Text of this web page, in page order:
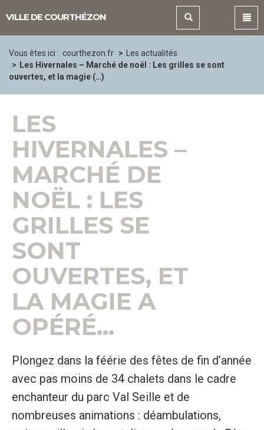
VILLE DE COURTHÉZON
Vous êtes ici : courthezon.fr
Les actualités
Les Hivernales – Marché de noël : Les grilles se sont
ouvertes, et la magie (…)
LES
HIVERNALES –
MARCHÉ DE
NOËL : LES
GRILLES SE
SONT
OUVERTES, ET
LA MAGIE A
OPÉRÉ…
Plongez dans la féérie des fêtes de fin d’année
avec pas moins de 34 chalets dans le cadre
enchanteur du parc Val Seille et de
nombreuses animations : déambulations,